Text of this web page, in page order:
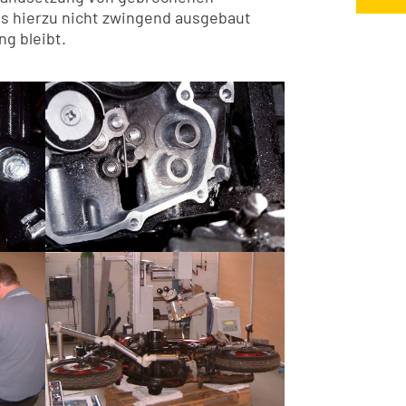
hierzu nicht zwingend ausgebaut
bleibt.